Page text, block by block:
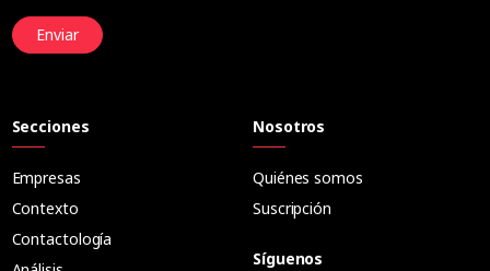
Enviar
Secciones
Empresas
Contexto
Contactología
Nosotros
Quiénes somos
Suscripción
Síguenos